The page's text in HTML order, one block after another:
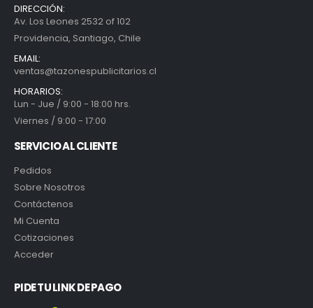
DIRECCIÓN:
Av. Los Leones 2532 of 102
Providencia, Santiago, Chile
EMAIL:
ventas@tazonespublicitarios.cl
HORARIOS:
Lun - Jue / 9:00 - 18:00 hrs.
Viernes / 9:00 - 17:00
SERVICIO AL CLIENTE
Pedidos
Sobre Nosotros
Contáctenos
Mi Cuenta
Cotizaciones
Acceder
PIDE TU LINK DE PAGO